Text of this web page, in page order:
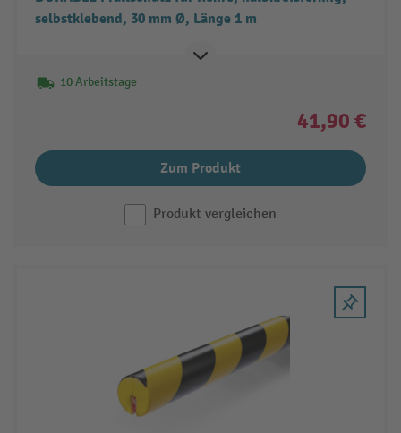
selbstklebend, 30 mm Ø, Länge 1 m
10 Arbeitstage
41,90 €
Zum Produkt
Produkt vergleichen